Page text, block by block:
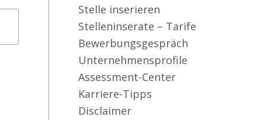
Stelle inserieren
Stelleninserate – Tarife
Bewerbungsgespräch
Unternehmensprofile
Assessment-Center
Karriere-Tipps
Disclaimer